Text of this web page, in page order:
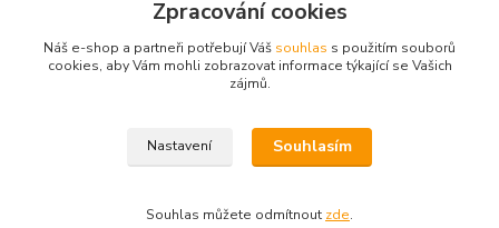
+420602541312
orechovka@inmes.cz
Zpracování cookies
Náš e-shop a partneři potřebují Váš souhlas s použitím souborů
cookies, aby Vám mohli zobrazovat informace týkající se Vašich
zájmů.
Nastavení Souhlasím
Souhlas můžete odmítnout zde.